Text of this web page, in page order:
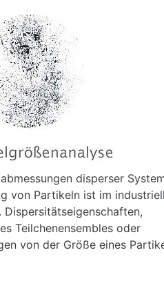
disperser
von Partikeln ist im
Teilchenensembles oder
von der Größe eines